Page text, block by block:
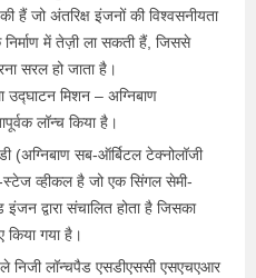
हैं जो अंतरिक्ष इंजनों की विश्वसनीयता
में तेज़ी ला सकती हैं, जिससे
सरल हो जाता है।
उद्घाटन मिशन – अग्निबाण
लॉन्च किया है।
(अग्निबाण सब-ऑर्बिटल टेक्नोलॉजी
व्हीकल है जो एक सिंगल सेमी-
द्वारा संचालित होता है जिसका
किया गया है।
निजी लॉन्चपैड एसडीएससी एसएचएआर